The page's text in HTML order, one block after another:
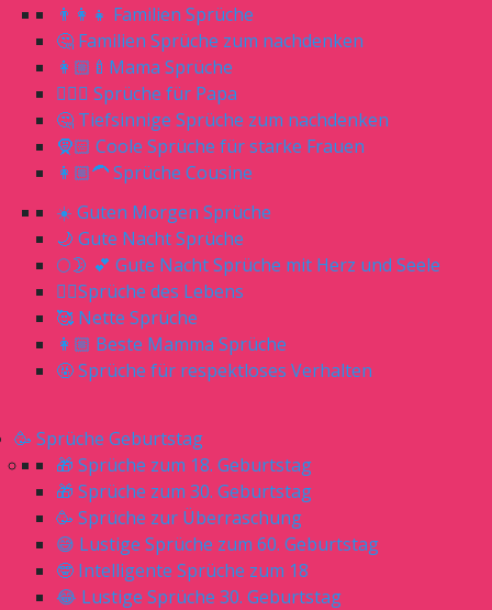
👨‍👩‍👧 Familien Sprüche
🤔 Familien Sprüche zum nachdenken
👩🏼‍🍼Mama Sprüche
🧔🏼‍♂️ Sprüche für Papa
🤔 Tiefsinnige Sprüche zum nachdenken
🧕🏻 Coole Sprüche für starke Frauen
👩🏼‍🦱 Sprüche Cousine
☀️ Guten Morgen Sprüche
🌙 Gute Nacht Sprüche
🌕🌛 💕 Gute Nacht Sprüche mit Herz und Seele
☝🏻Sprüche des Lebens
🥰 Nette Sprüche
👩🏼 Beste Mamma Sprüche
🤬 Sprüche für respektloses Verhalten
🥳 Sprüche Geburtstag
🎁 Sprüche zum 18. Geburtstag
🎁 Sprüche zum 30. Geburtstag
🥳 Sprüche zur Überraschung
😅 Lustige Sprüche zum 60. Geburtstag
🤓 Intelligente Sprüche zum 18
😂 Lustige Sprüche 30. Geburtstag